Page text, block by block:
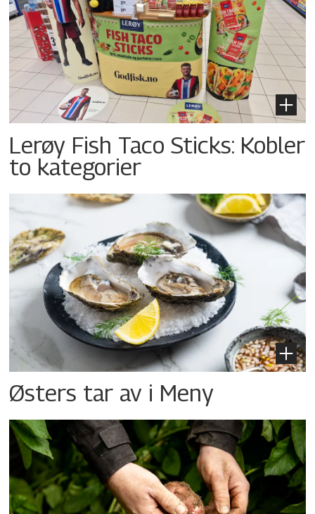
Lerøy Fish Taco Sticks: Kobler
to kategorier
Østers tar av i Meny